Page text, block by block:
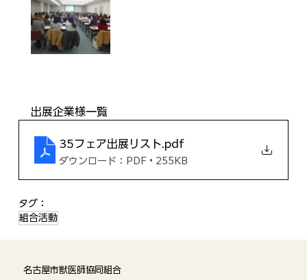
出展企業様一覧
35フェア出展リスト.pdf
ダウンロード：PDF • 255KB
タグ：
組合活動
名古屋市獣医師協同組合